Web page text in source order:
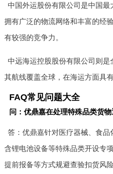
中国外运股份有限公司是中国最
拥有广泛的物流网络和丰富的经
有较强的竞争力。
中远海运控股股份有限公司则是
其航线覆盖全球，在海运方面具
FAQ常见问题大全
问：优鼎嘉在处理特殊品类货
答：优鼎嘉针对医疗器械、食品
含锂电池设备等特殊品类开设专
提前报备等方式规避查验扣货风